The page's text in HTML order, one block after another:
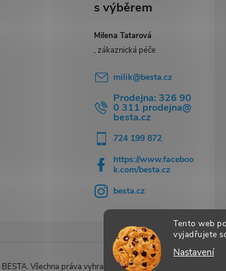
Tento web
vyjadřujete
Nastavení
Milena Tatarová
milik@besta.cz
Prodejna: 326 90
0 311 prodejna@
besta.cz
724 199 872
https://www.faceboo
k.com/besta.cz
besta.cz
BESTA. Všechna práva vyhrazena.